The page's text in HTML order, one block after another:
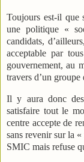
Toujours est-il que
une politique «
candidats,
acceptable par
gouvernement, au
travers d’un groupe
Il y aura donc
satisfaire tout le
centre accepte de
sans revenir sur la
SMIC mais refuse